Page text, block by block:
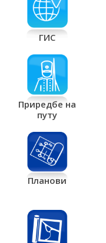
ГИС
Приредбе на
путу
Планови